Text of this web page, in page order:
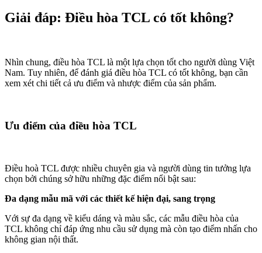
Giải đáp: Điều hòa TCL có tốt không?
Nhìn chung, điều hòa TCL là một lựa chọn tốt cho người dùng Việt
Nam. Tuy nhiên, để đánh giá điều hòa TCL có tốt không, bạn cần
xem xét chi tiết cả ưu điểm và nhược điểm của sản phẩm.
Ưu điểm của điều hòa TCL
Điều hoà TCL được nhiều chuyên gia và người dùng tin tưởng lựa
chọn bởi chúng sở hữu những đặc điểm nổi bật sau:
Đa dạng mẫu mã với các thiết kế hiện đại, sang trọng
Với sự đa dạng về kiểu dáng và màu sắc, các mẫu điều hòa của
TCL không chỉ đáp ứng nhu cầu sử dụng mà còn tạo điểm nhấn cho
không gian nội thất.